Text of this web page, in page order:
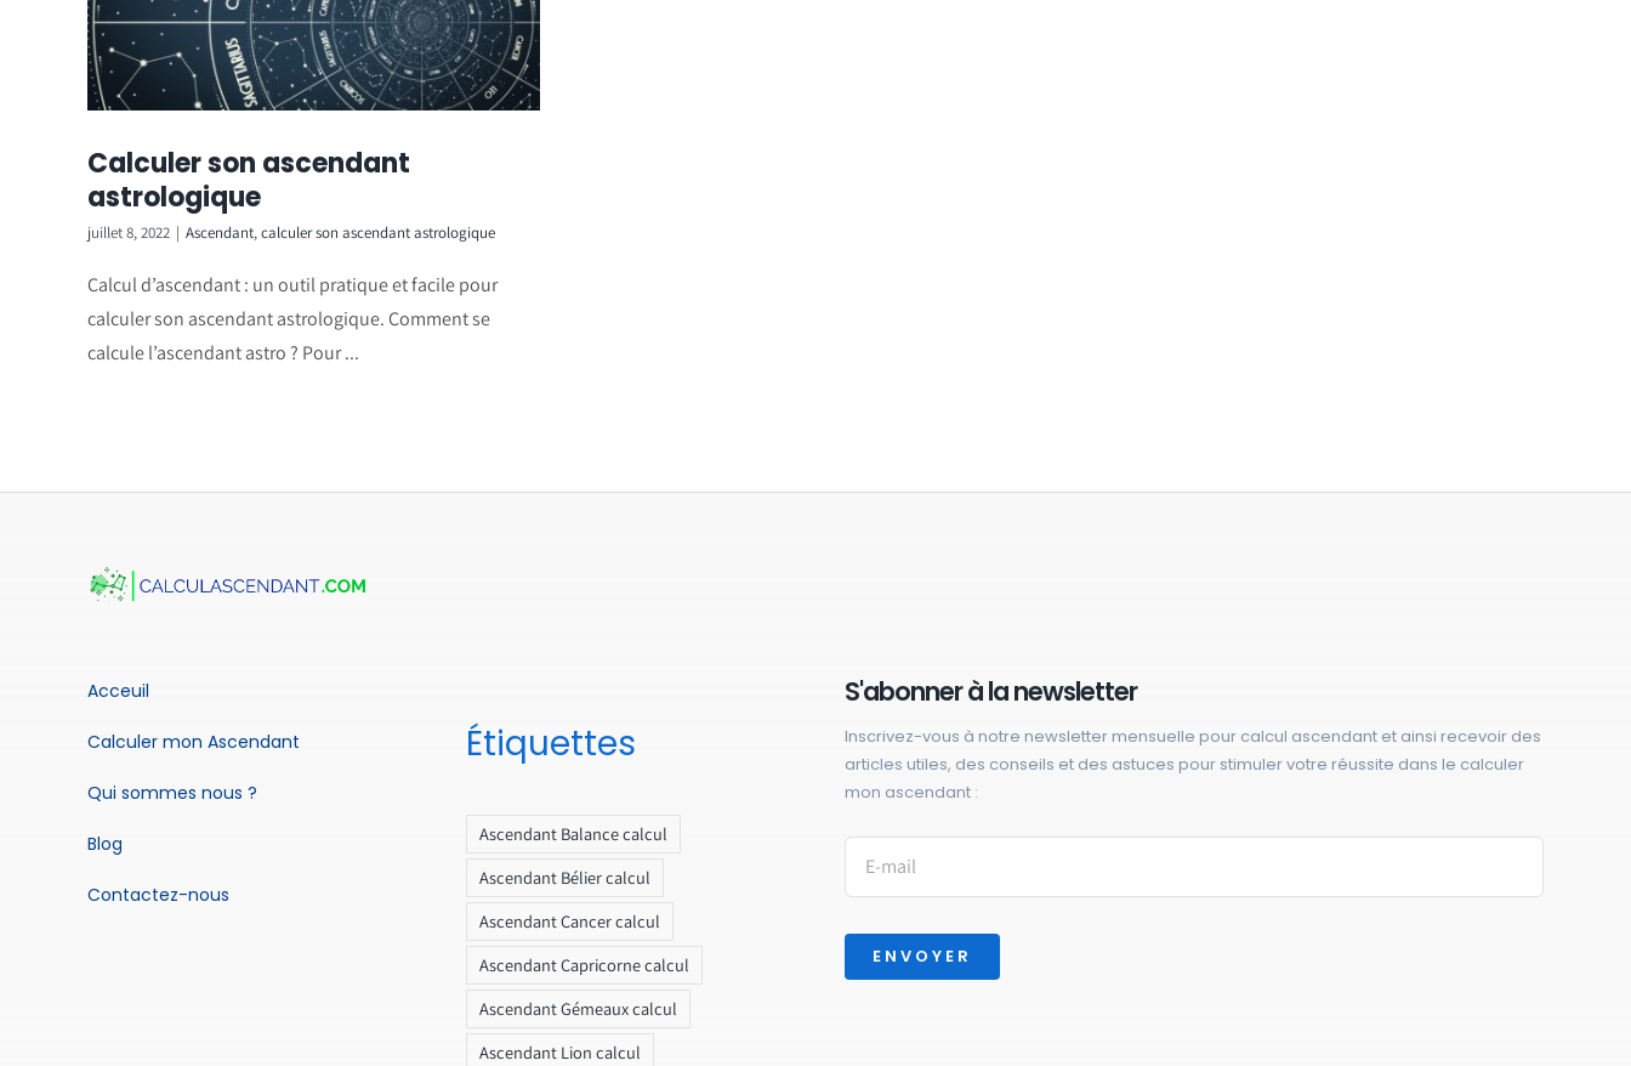
Calculer son ascendant
astrologique
juillet 8, 2022 | Ascendant,calculer son ascendant astrologique
Calcul d’ascendant : un outil pratique et facile pour
calculer son ascendant astrologique. Comment se
calcule l’ascendant astro ? Pour ...
Acceuil
Calculer mon Ascendant
Qui sommes nous ?
Blog
Contactez-nous
Étiquettes
Ascendant Balance calcul
Ascendant Bélier calcul
Ascendant Cancer calcul
Ascendant Capricorne calcul
Ascendant Gémeaux calcul
Ascendant Lion calcul
S'abonner à la newsletter
Inscrivez-vous à notre newsletter mensuelle pour calcul ascendant et ainsi recevoir des
articles utiles, des conseils et des astuces pour stimuler votre réussite dans le calculer
mon ascendant :
ENVOYER